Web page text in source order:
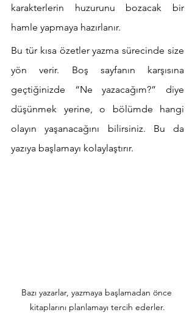
karakterlerin huzurunu bozacak bir
hamle yapmaya hazırlanır.
Bu tür kısa özetler yazma sürecinde size
yön verir. Boş sayfanın karşısına
geçtiğinizde “Ne yazacağım?” diye
düşünmek yerine, o bölümde hangi
olayın yaşanacağını bilirsiniz. Bu da
yazıya başlamayı kolaylaştırır.
Bazı yazarlar, yazmaya başlamadan önce
kitaplarını planlamayı tercih ederler.